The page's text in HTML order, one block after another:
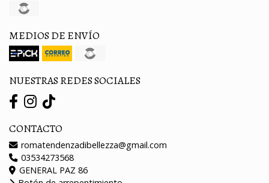
MEDIOS DE ENVÍO
NUESTRAS REDES SOCIALES
CONTACTO
romatendenzadibellezza@gmail.com
03534273568
GENERAL PAZ 86